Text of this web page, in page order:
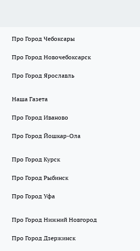
Про Город Чебоксары
Про Город Новочебоксарск
Про Город Ярославль
Наша Газета
Про Город Иваново
Про Город Йошкар-Ола
Про Город Курск
Про Город Рыбинск
Про Город Уфа
Про Город Нижний Новгород
Про Город Дзержинск